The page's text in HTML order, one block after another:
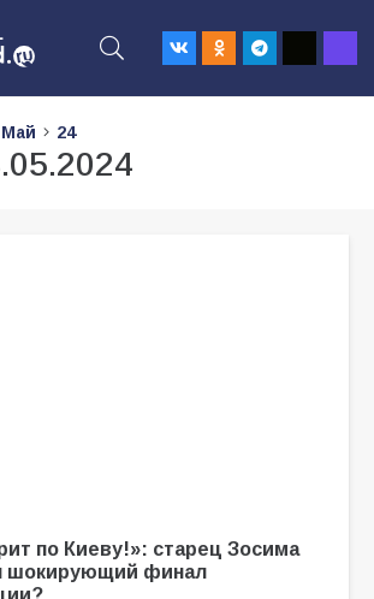
Май 24
по Киеву!»: старец Зосима
шокирующий финал